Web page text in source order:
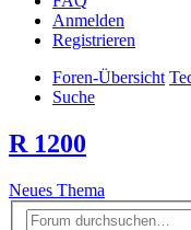
Anmelden
Registrieren
Foren-Übersicht
Suche
R 1200
Neues Thema